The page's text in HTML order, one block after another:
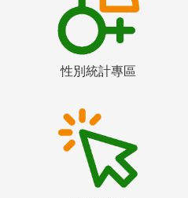
性別統計專區